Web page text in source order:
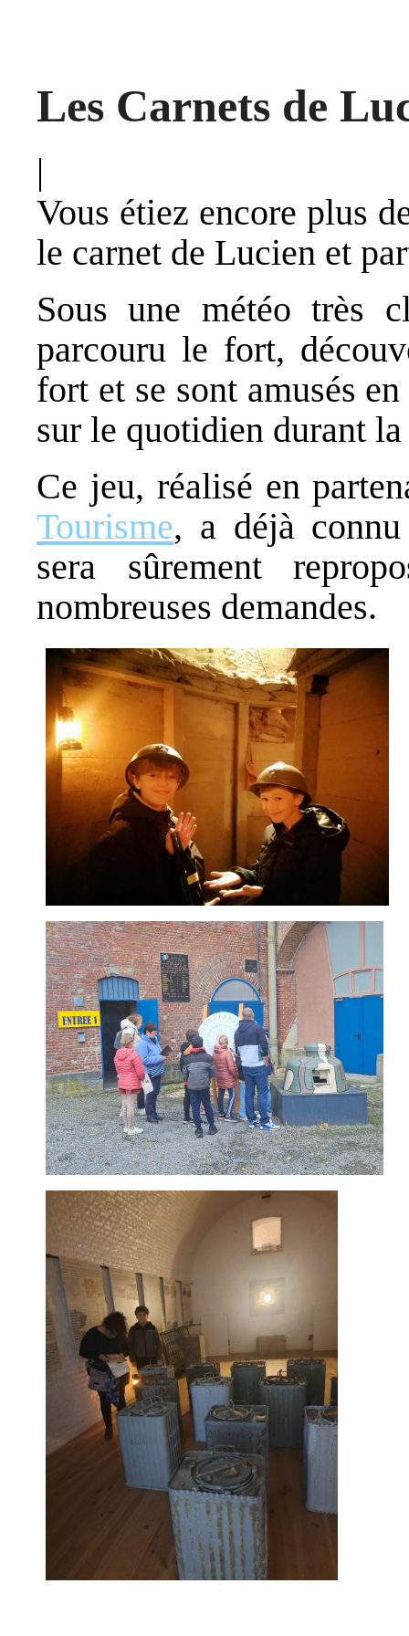
Les Carnets de
|
Vous étiez encore plus
le carnet de Lucien et
Sous une météo très
parcouru le fort,
fort et se sont amusés
sur le quotidien durant
Ce jeu, réalisé en
Tourisme, a déjà
sera sûrement
nombreuses demandes.